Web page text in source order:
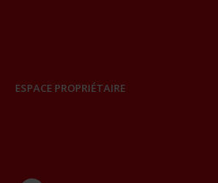
ESPACE PROPRIÉTAIRE